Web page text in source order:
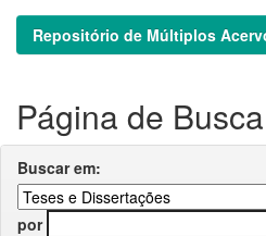
Repositório de Múltiplos
Página de Busca
Buscar em:
por